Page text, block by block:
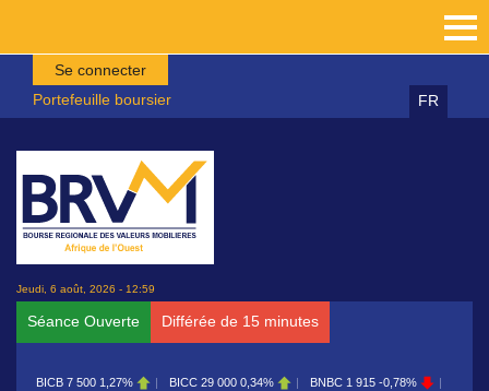
Aller au contenu principal
Se connecter
Portefeuille boursier
FR
Jeudi, 6 août, 2026 - 12:59
Séance Ouverte Différée de 15 minutes
BICB 7 500 1,27% BICC 29 000 0,34% BNBC 1 915 -0,78%